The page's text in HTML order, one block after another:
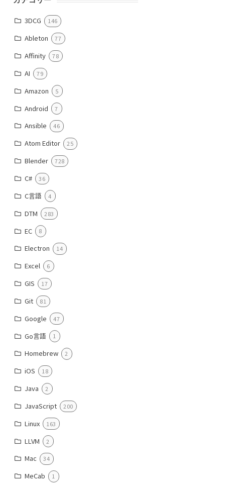
3DCG 146
Ableton 77
Affinity 78
AI 79
Amazon 5
Android 7
Ansible 46
Atom Editor 25
Blender 728
C# 36
C言語 4
DTM 283
EC 8
Electron 14
Excel 6
GIS 17
Git 81
Google 47
Go言語 1
Homebrew 2
iOS 18
Java 2
JavaScript 200
Linux 163
LLVM 2
Mac 34
MeCab 1